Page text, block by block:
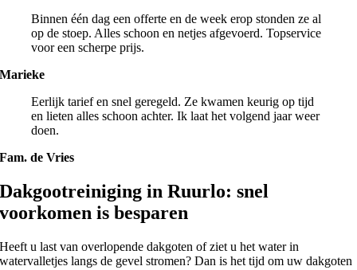
Binnen één dag een offerte en de week erop stonden ze al
op de stoep. Alles schoon en netjes afgevoerd. Topservice
voor een scherpe prijs.
Marieke
Eerlijk tarief en snel geregeld. Ze kwamen keurig op tijd
en lieten alles schoon achter. Ik laat het volgend jaar weer
doen.
Fam. de Vries
Dakgootreiniging in Ruurlo: snel
voorkomen is besparen
Heeft u last van overlopende dakgoten of ziet u het water in
watervalletjes langs de gevel stromen? Dan is het tijd om uw dakgoten